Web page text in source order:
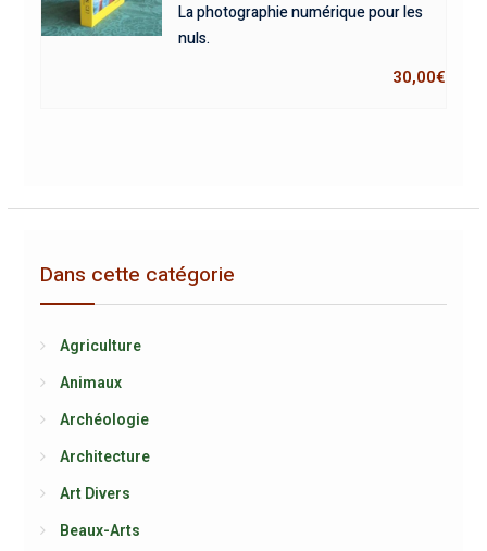
La photographie numérique pour les
nuls.
30,00€
Dans cette catégorie
Agriculture
Animaux
Archéologie
Architecture
Art Divers
Beaux-Arts